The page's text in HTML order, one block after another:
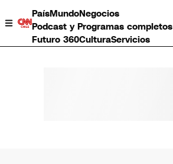
PaísMundoNegocios
Podcast y Programas completos
Futuro 360CulturaServicios